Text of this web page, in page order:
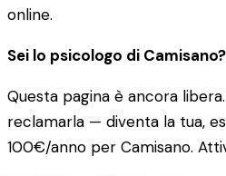
online.
Sei lo psicologo di Camisano?
Questa pagina è ancora
reclamarla — diventa la tua,
100€/anno per Camisano.